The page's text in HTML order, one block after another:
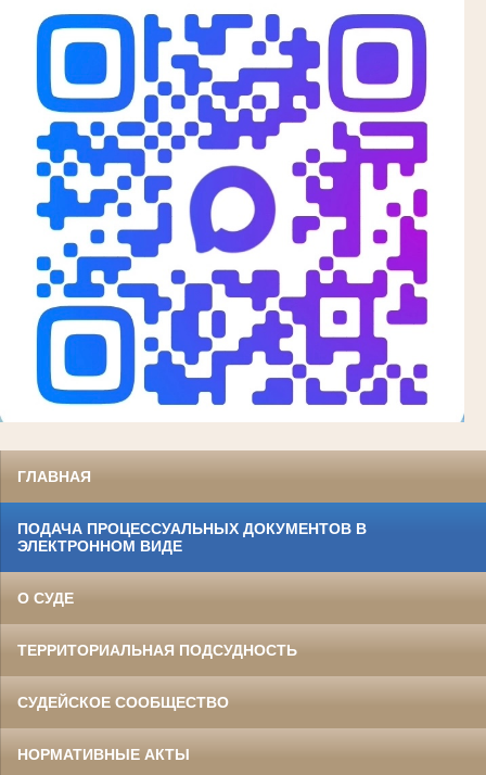
ГЛАВНАЯ
ПОДАЧА ПРОЦЕССУАЛЬНЫХ ДОКУМЕНТОВ В
ЭЛЕКТРОННОМ ВИДЕ
О СУДЕ
ТЕРРИТОРИАЛЬНАЯ ПОДСУДНОСТЬ
СУДЕЙСКОЕ СООБЩЕСТВО
НОРМАТИВНЫЕ АКТЫ